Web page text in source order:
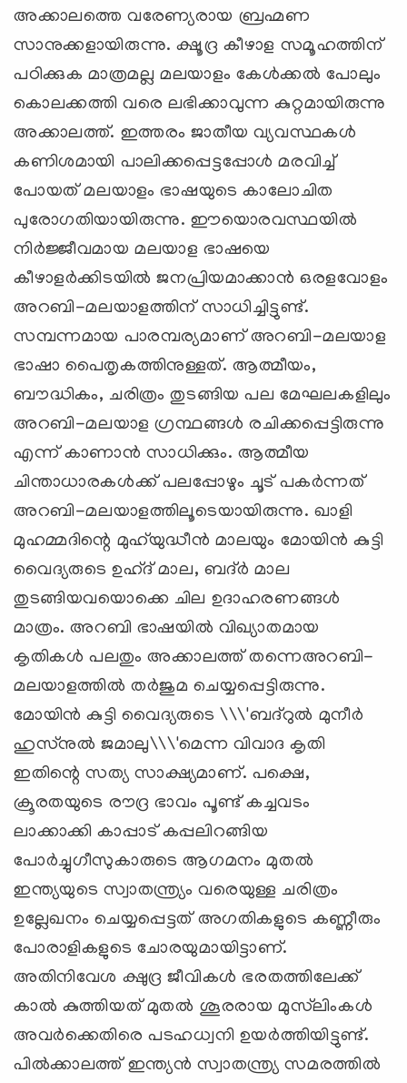
അക്കാലത്തെ വരേണ്യരായ ബ്രഹ്മണ
സാനുക്കളായിരുന്നു. ക്ഷൂദ്ര കീഴാള സമൂഹത്തിന്
പഠിക്കുക മാത്രമല്ല മലയാളം കേള്‍ക്കല്‍ പോലും
കൊലക്കത്തി വരെ ലഭിക്കാവുന്ന കുറ്റമായിരുന്നു
അക്കാലത്ത്. ഇത്തരം ജാതീയ വ്യവസ്ഥകള്‍
കണിശമായി പാലിക്കപ്പെട്ടപ്പോള്‍ മരവിച്ച്
പോയത് മലയാളം ഭാഷയുടെ കാലോചിത
പുരോഗതിയായിരുന്നു. ഈയൊരവസ്ഥയില്‍
നിര്‍ജ്ജീവമായ മലയാള ഭാഷയെ
കീഴാളര്‍ക്കിടയില്‍ ജനപ്രിയമാക്കാന്‍ ഒരളവോളം
അറബി-മലയാളത്തിന് സാധിച്ചിട്ടുണ്ട്.
സമ്പന്നമായ പാരമ്പര്യമാണ് അറബി-മലയാള
ഭാഷാ പൈതൃകത്തിനുള്ളത്. ആത്മീയം,
ബൗദ്ധികം, ചരിത്രം തുടങ്ങിയ പല മേഘലകളിലും
അറബി-മലയാള ഗ്രന്ഥങ്ങള്‍ രചിക്കപ്പെട്ടിരുന്നു
എന്ന് കാണാന്‍ സാധിക്കും. ആത്മീയ
ചിന്താധാരകള്‍ക്ക് പലപ്പോഴും ചൂട് പകര്‍ന്നത്
അറബി-മലയാളത്തിലൂടെയായിരുന്നു. ഖാളി
മുഹമ്മദിന്റെ മുഹ്‌യുദ്ധീന്‍ മാലയും മോയിന്‍ കുട്ടി
വൈദ്യരുടെ ഉഹ്ദ് മാല, ബദ്ര്‍ മാല
തുടങ്ങിയവയൊക്കെ ചില ഉദാഹരണങ്ങള്‍
മാത്രം. അറബി ഭാഷയില്‍ വിഖ്യാതമായ
കൃതികള്‍ പലതും അക്കാലത്ത് തന്നെഅറബി-
മലയാളത്തില്‍ തര്‍ജുമ ചെയ്യപ്പെട്ടിരുന്നു.
മോയിന്‍ കുട്ടി വൈദ്യരുടെ \\\'ബദ്‌റുല്‍ മുനീര്‍
ഹുസ്‌നുല്‍ ജമാലു\\\'മെന്ന വിവാദ കൃതി
ഇതിന്റെ സത്യ സാക്ഷ്യമാണ്. പക്ഷെ,
ക്രൂരതയുടെ രൗദ്ര ഭാവം പൂണ്ട് കച്ചവടം
ലാക്കാക്കി കാപ്പാട് കപ്പലിറങ്ങിയ
പോര്‍ച്ചുഗീസുകാരുടെ ആഗമനം മുതല്‍
ഇന്ത്യയുടെ സ്വാതന്ത്ര്യം വരെയുള്ള ചരിത്രം
ഉല്ലേഖനം ചെയ്യപ്പെട്ടത് അഗതികളുടെ കണ്ണീരും
പോരാളികളുടെ ചോരയുമായിട്ടാണ്.
അതിനിവേശ ക്ഷുദ്ര ജീവികള്‍ ഭരതത്തിലേക്ക്
കാല്‍ കുത്തിയത് മുതല്‍ ശൂരരായ മുസ്‌ലിംകള്‍
അവര്‍ക്കെതിരെ പടഹധ്വനി ഉയര്‍ത്തിയിട്ടുണ്ട്.
പില്‍ക്കാലത്ത് ഇന്ത്യന്‍ സ്വാതന്ത്ര്യ സമരത്തില്‍